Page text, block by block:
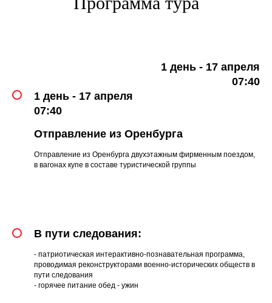
1 день - 17 апреля
07:40
1 день - 17 апреля
07:40
Отправление из Оренбурга
Отправление из Оренбурга двухэтажным фирменным поездом,
в вагонах купе в составе туристической группы
В пути следования:
- патриотическая интерактивно-познавательная программа,
проводимая реконструкторами военно-исторических обществ в
пути следования
- горячее питание обед - ужин